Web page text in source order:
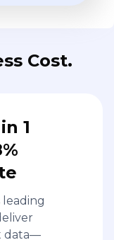
Cost.
1
data—